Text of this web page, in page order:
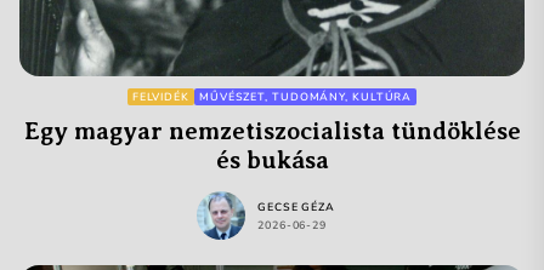
FELVIDÉK MŰVÉSZET, TUDOMÁNY, KULTÚRA
Egy magyar nemzetiszocialista tündöklése
és bukása
GECSE GÉZA
2026-06-29